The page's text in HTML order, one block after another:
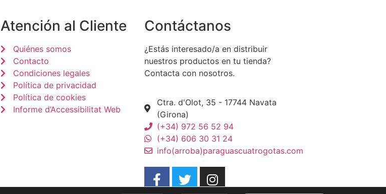
Atención al Cliente
Quiénes somos
Contacto
Condiciones legales
Política de privacidad
Política de cookies
Informe d’Accessibilitat Web
Contáctanos
¿Estás interesado/a en distribuir
nuestros productos en tu tienda?
Contacta con nosotros.
Ctra. d'Olot, 35 - 17744 Navata
(Girona)
(+34) 972 56 52 94
(+34) 606 30 31 24
info(arroba)paraguascuatrogotas.com